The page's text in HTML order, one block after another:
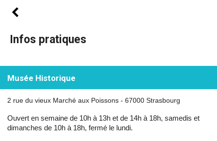
Infos pratiques
Musée Historique
2 rue du vieux Marché aux Poissons - 67000 Strasbourg
Ouvert en semaine de 10h à 13h et de 14h à 18h, samedis et
dimanches de 10h à 18h, fermé le lundi.